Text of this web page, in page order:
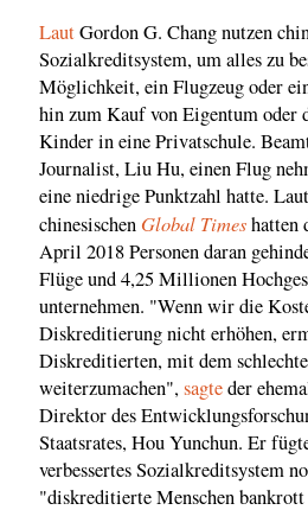
LautGordon G. Chang nutzen
Sozialkreditsystem, um alles zu
Möglichkeit, ein Flugzeug oder
hin zum Kauf von Eigentum oder
Kinder in eine Privatschule.
Journalist, Liu Hu, einen Flug
eine niedrige Punktzahl hatte.
chinesischenGlobal Timeshatten
April 2018 Personen daran
Flüge und 4,25 Millionen
unternehmen. "Wenn wir die
Diskreditierung nicht erhöhen,
Diskreditierten, mit dem
weiterzumachen",sagteder
Direktor des
Staatsrates, Hou Yunchun. Er
verbessertes Sozialkreditsystem
"diskreditierte Menschen bankrott